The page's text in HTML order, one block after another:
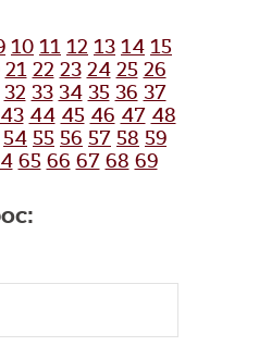
10 11 12 13 14 15
21 22 23 24 25 26
32 33 34 35 36 37
43 44 45 46 47 48
54 55 56 57 58 59
65 66 67 68 69